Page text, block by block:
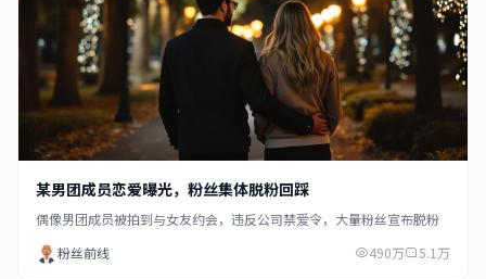
某男团成员恋爱曝光，粉丝集体脱粉回踩
偶像男团成员被拍到与女友约会，违反公司禁爱令，大量粉丝宣布脱粉
粉丝前线
490万 5.1万